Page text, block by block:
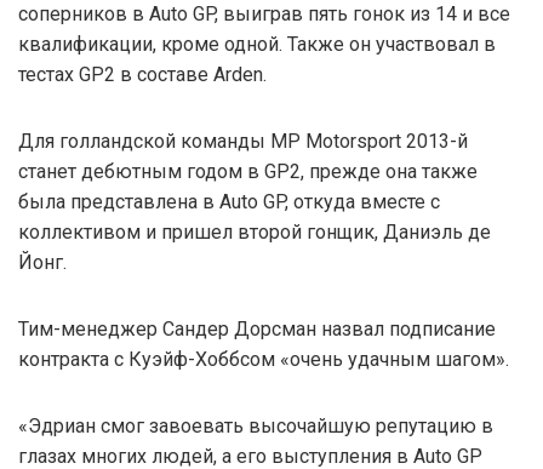
соперников в Auto GP, выиграв пять гонок из 14 и все
квалификации, кроме одной. Также он участвовал в
тестах GP2 в составе Arden.
Для голландской команды MP Motorsport 2013-й
станет дебютным годом в GP2, прежде она также
была представлена в Auto GP, откуда вместе с
коллективом и пришел второй гонщик, Даниэль де
Йонг.
Тим-менеджер Сандер Дорсман назвал подписание
контракта с Куэйф-Хоббсом «очень удачным шагом».
«Эдриан смог завоевать высочайшую репутацию в
глазах многих людей, а его выступления в Auto GP